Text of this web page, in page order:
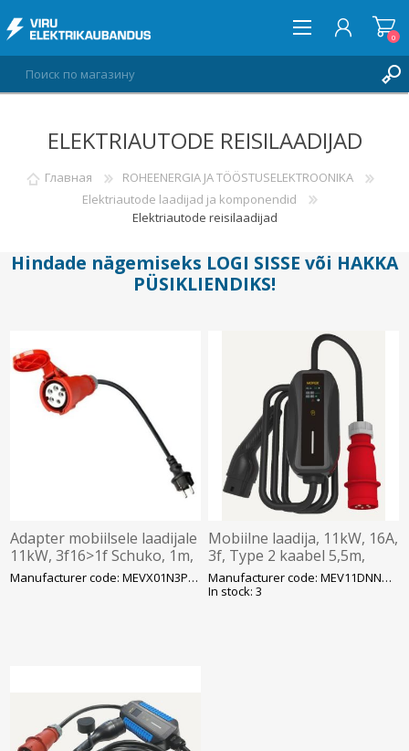
ВОЙТИ
СПИСОК ПОЖЕЛАНИЙ
0
0
ELEKTRIAUTODE REISILAADIJAD
Главная
ROHEENERGIA JA TÖÖSTUSELEKTROONIKA
Elektriautode laadijad ja komponendid
Elektriautode reisilaadijad
Hindade nägemiseks LOGI SISSE või HAKKA
PÜSIKLIENDIKS!
Adapter mobiilsele laadijale
11kW, 3f16>1f Schuko, 1m,
Morek
Manufacturer code: MEVX01N3PWIRE
Mobiilne laadija, 11kW, 16A,
3f, Type 2 kaabel 5,5m,
LCD, kandekotis, Morek
Manufacturer code: MEV11DNNNN5T2
In stock: 3